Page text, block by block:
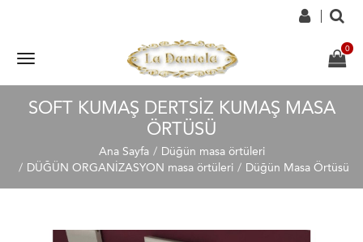
SOFT KUMAŞ DERTSIZ KUMAŞ MASA
ÖRTÜSÜ
Ana Sayfa
Düğün masa örtüleri
DÜĞÜN ORGANİZASYON masa örtüleri
Düğün Masa Örtüsü